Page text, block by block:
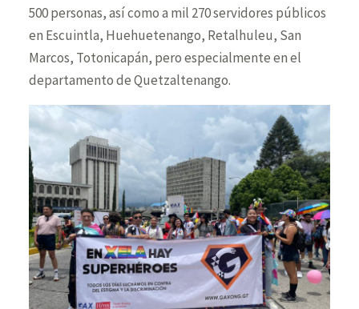
500 personas, así como a mil 270 servidores públicos
en Escuintla, Huehuetenango, Retalhuleu, San
Marcos, Totonicapán, pero especialmente en el
departamento de Quetzaltenango.